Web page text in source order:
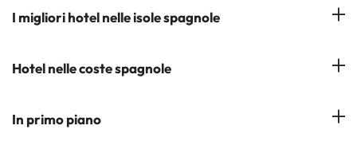
Iscrivetevi alla nostra newsletter
Hotel a Salou
Hotel a Cádiz
I migliori hotel nelle isole spagnole
Hotel a Tenerife
Hotel a Maiorca
Hotel nelle coste spagnole
Costa del Sol
In primo piano